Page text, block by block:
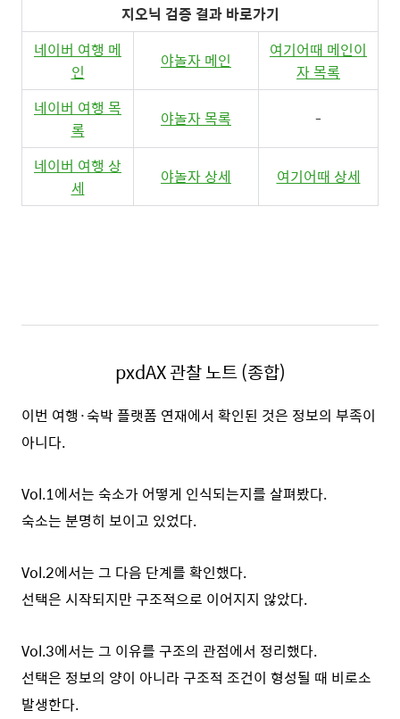
지오닉 검증 결과 바로가기
네이버 여행 메
인
야놀자 메인
여기어때 메인이
자 목록
네이버 여행 목
록
야놀자 목록 -
네이버 여행 상
세
야놀자 상세 여기어때 상세
pxdAX 관찰 노트 (종합)
이번 여행·숙박 플랫폼 연재에서 확인된 것은 정보의 부족이
아니다.
Vol.1에서는 숙소가 어떻게 인식되는지를 살펴봤다.
숙소는 분명히 보이고 있었다.
Vol.2에서는 그 다음 단계를 확인했다.
선택은 시작되지만 구조적으로 이어지지 않았다.
Vol.3에서는 그 이유를 구조의 관점에서 정리했다.
선택은 정보의 양이 아니라 구조적 조건이 형성될 때 비로소
발생한다.